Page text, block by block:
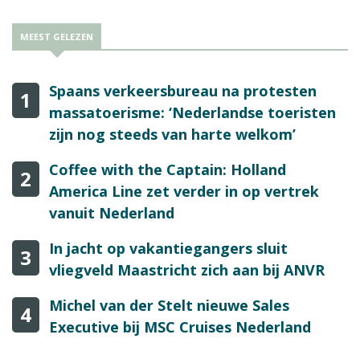
MEEST GELEZEN
1
Spaans verkeersbureau na protesten
massatoerisme: ‘Nederlandse toeristen
zijn nog steeds van harte welkom’
2
Coffee with the Captain: Holland
America Line zet verder in op vertrek
vanuit Nederland
3
In jacht op vakantiegangers sluit
vliegveld Maastricht zich aan bij ANVR
4
Michel van der Stelt nieuwe Sales
Executive bij MSC Cruises Nederland